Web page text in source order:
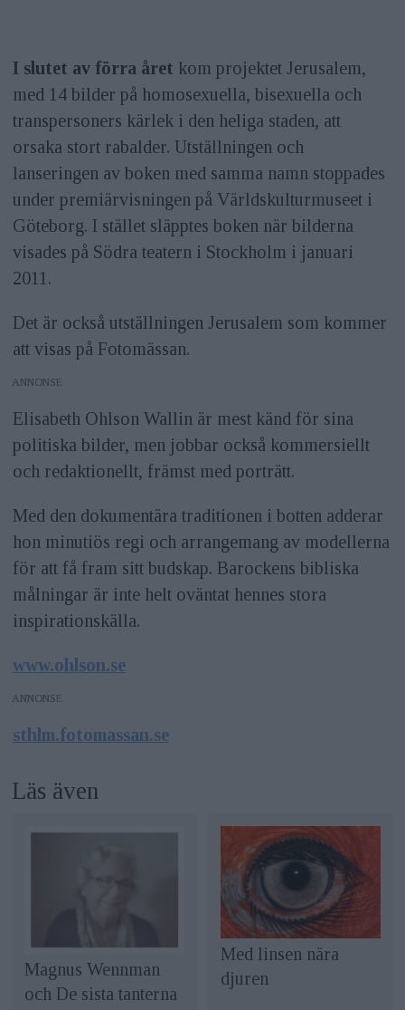
I slutet av förra året kom projektet Jerusalem,
med 14 bilder på homosexuella, bisexuella och
transpersoners kärlek i den heliga staden, att
orsaka stort rabalder. Utställningen och
lanseringen av boken med samma namn stoppades
under premiärvisningen på Världskulturmuseet i
Göteborg. I stället släpptes boken när bilderna
visades på Södra teatern i Stockholm i januari
2011.
Det är också utställningen Jerusalem som kommer
att visas på Fotomässan.
ANNONS
Elisabeth Ohlson Wallin är mest känd för sina
politiska bilder, men jobbar också kommersiellt
och redaktionellt, främst med porträtt.
Med den dokumentära traditionen i botten adderar
hon minutiös regi och arrangemang av modellerna
för att få fram sitt budskap. Barockens bibliska
målningar är inte helt oväntat hennes stora
inspirationskälla.
www.ohlson.se
ANNONS
sthlm.fotomassan.se
Läs även
Magnus Wennman
och De sista tanterna
Med linsen nära
djuren